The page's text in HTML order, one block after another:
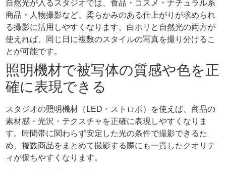
自然光が入るスタジオでは、食品・コスメ・ナチュラル系
商品・人物撮影など、柔らかみのある仕上がりが求められ
る撮影に活用しやすくなります。白ホリと自然光の両方が
使えれば、同じ日に複数のスタイルの写真を撮り分けるこ
とが可能です。
照明機材で被写体の質感や色を正
確に表現できる
スタジオの照明機材（LED・ストロボ）を使えば、商品の
素材感・光沢・テクスチャを正確に表現しやすくなりま
す。時間帯に関わらず安定した光の条件で撮影できるた
め、複数商品をまとめて撮影する際にも一貫したクオリテ
ィが保ちやすくなります。